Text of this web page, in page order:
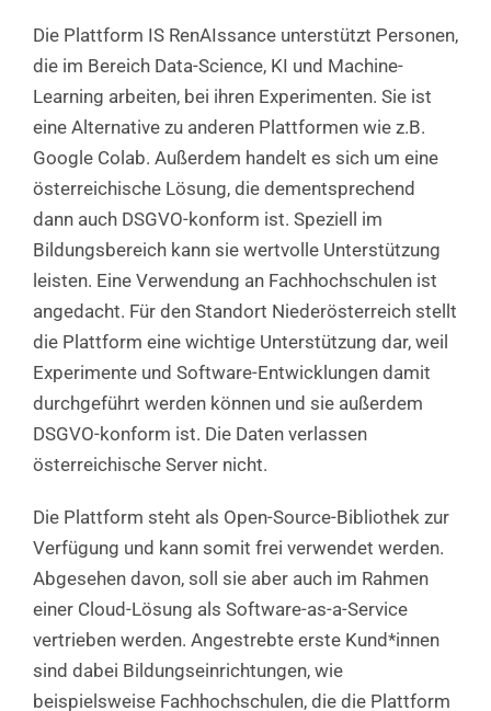
Die Plattform IS RenAIssance unterstützt Personen,
die im Bereich Data-Science, KI und Machine-
Learning arbeiten, bei ihren Experimenten. Sie ist
eine Alternative zu anderen Plattformen wie z.B.
Google Colab. Außerdem handelt es sich um eine
österreichische Lösung, die dementsprechend
dann auch DSGVO-konform ist. Speziell im
Bildungsbereich kann sie wertvolle Unterstützung
leisten. Eine Verwendung an Fachhochschulen ist
angedacht. Für den Standort Niederösterreich stellt
die Plattform eine wichtige Unterstützung dar, weil
Experimente und Software-Entwicklungen damit
durchgeführt werden können und sie außerdem
DSGVO-konform ist. Die Daten verlassen
österreichische Server nicht.
Die Plattform steht als Open-Source-Bibliothek zur
Verfügung und kann somit frei verwendet werden.
Abgesehen davon, soll sie aber auch im Rahmen
einer Cloud-Lösung als Software-as-a-Service
vertrieben werden. Angestrebte erste Kund*innen
sind dabei Bildungseinrichtungen, wie
beispielsweise Fachhochschulen, die die Plattform